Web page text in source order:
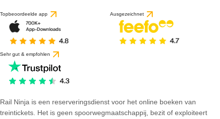
Topbeoordeelde app Ausgezeichnet
Sehr gut & empfohlen
Rail Ninja is een reserveringsdienst voor het online boeken van
treintickets. Het is geen spoorwegmaatschappij, bezit of exploiteert
basierend auf 1